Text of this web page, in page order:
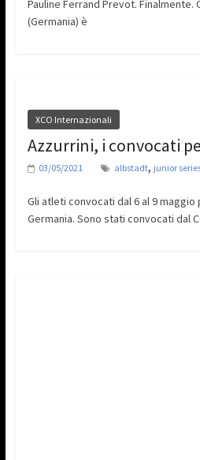
Pauline Ferrand Prevot. Finalmente.
(Germania) è
XCO Internazionali
Azzurrini, i convocati
03/05/2021 albstadt, junior
Gli atleti convocati dal 6 al 9 maggio
Germania. Sono stati convocati dal